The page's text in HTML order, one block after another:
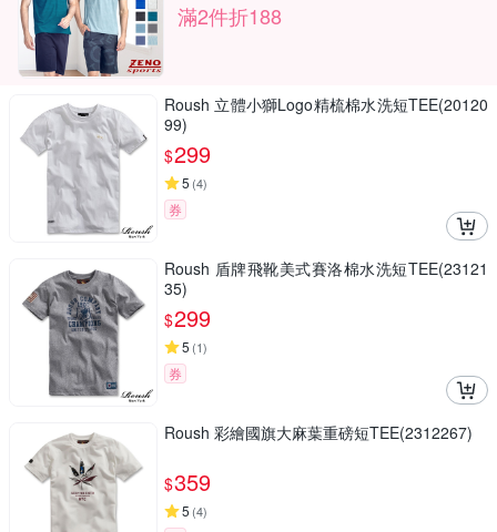
滿2件折188
Roush 立體小獅Logo精梳棉水洗短TEE(20120
99)
$299
5 (4)
券
Roush 盾牌飛靴美式賽洛棉水洗短TEE(23121
35)
$299
5 (1)
券
Roush 彩繪國旗大麻葉重磅短TEE(2312267)
$359
5 (4)